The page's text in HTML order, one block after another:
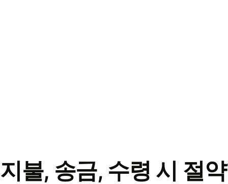
지불, 송금, 수령 시 절